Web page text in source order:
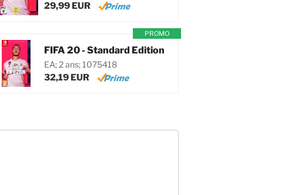
29,99 EUR
PROMO
FIFA 20 - Standard Edition
EA; 2 ans; 1075418
32,19 EUR